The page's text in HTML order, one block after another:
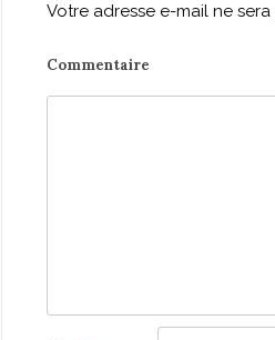
Votre adresse e-mail ne
Commentaire